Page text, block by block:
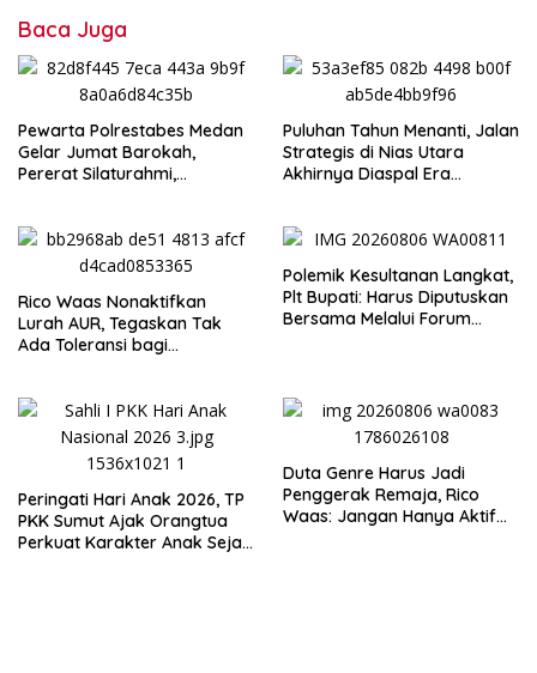
Baca Juga
Pewarta Polrestabes Medan
Gelar Jumat Barokah,
Pererat Silaturahmi,
Puluhan Tahun Menanti, Jalan
Strategis di Nias Utara
Akhirnya Diaspal Era
Rico Waas Nonaktifkan
Lurah AUR, Tegaskan Tak
Ada Toleransi bagi
Polemik Kesultanan Langkat,
Plt Bupati: Harus Diputuskan
Bersama Melalui Forum
Peringati Hari Anak 2026, TP
PKK Sumut Ajak Orangtua
Perkuat Karakter Anak Sejak
Duta Genre Harus Jadi
Penggerak Remaja, Rico
Waas: Jangan Hanya Aktif